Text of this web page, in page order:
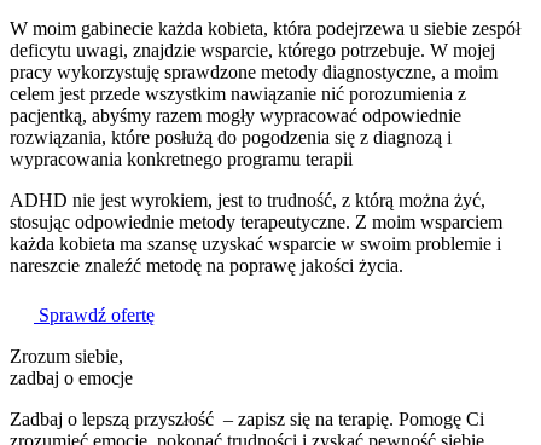
W moim gabinecie każda kobieta, która podejrzewa u siebie zespół
deficytu uwagi, znajdzie wsparcie, którego potrzebuje. W mojej
pracy wykorzystuję sprawdzone metody diagnostyczne, a moim
celem jest przede wszystkim nawiązanie nić porozumienia z
pacjentką, abyśmy razem mogły wypracować odpowiednie
rozwiązania, które posłużą do pogodzenia się z diagnozą i
wypracowania konkretnego programu terapii
ADHD nie jest wyrokiem, jest to trudność, z którą można żyć,
stosując odpowiednie metody terapeutyczne. Z moim wsparciem
każda kobieta ma szansę uzyskać wsparcie w swoim problemie i
nareszcie znaleźć metodę na poprawę jakości życia.
Sprawdź ofertę
Zrozum siebie,
zadbaj o emocje
Zadbaj o lepszą przyszłość – zapisz się na terapię. Pomogę Ci